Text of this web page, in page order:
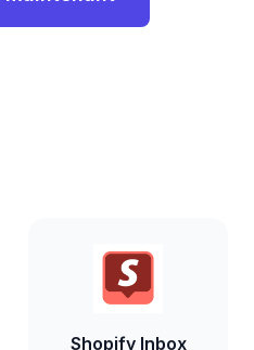
Shopify Inbox